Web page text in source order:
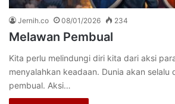
Jernih.co 08/01/2026 234
Melawan Pembual
Kita perlu melindungi diri kita dari aksi
menyalahkan keadaan. Dunia akan selalu
pembual. Aksi…